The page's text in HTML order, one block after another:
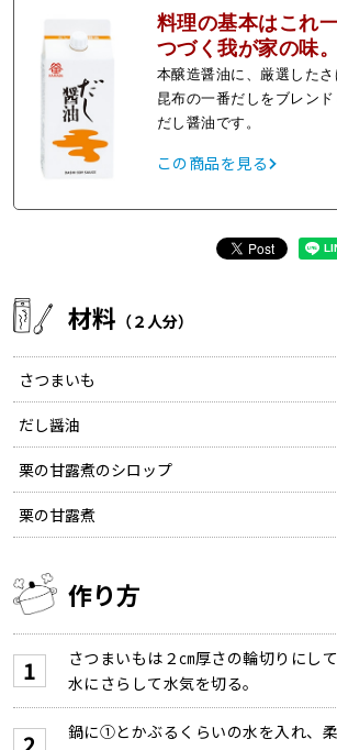
料理の基本はこれ
つづく我が家の味。
本醸造醤油に、厳選したさ
昆布の一番だしをブレン
だし醤油です。
この商品を見る
材料 （２人分）
さつまいも
だし醤油
栗の甘露煮のシロップ
栗の甘露煮
作り方
さつまいもは２㎝厚さの輪切りにし
水にさらして水気を切る。
鍋に①とかぶるくらいの水を入れ、